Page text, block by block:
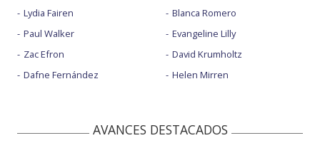
Lydia Fairen
Paul Walker
Zac Efron
Dafne Fernández
Blanca Romero
Evangeline Lilly
David Krumholtz
Helen Mirren
AVANCES DESTACADOS